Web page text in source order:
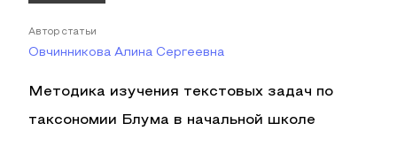
Автор статьи
Овчинникова Алина Сергеевна
Методика изучения текстовых задач по
таксономии Блума в начальной школе